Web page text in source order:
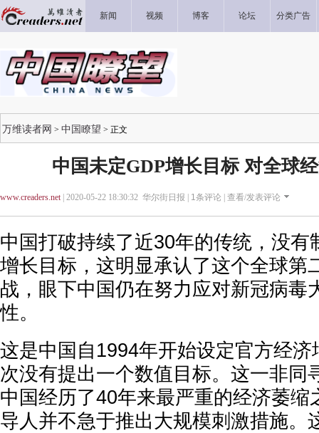
新闻 视频 博客 论坛 分类广告
万维读者网 > 中国瞭望 > 正文
中国未定GDP增长目标 对全球
www.creaders.net| 2020-05-22 18:30:32 华尔街日报 | 1条评论 | 查看/发表评论
中国打破持续了近30年的传统，没有
增长目标，这明显承认了这个全球第
战，眼下中国仍在努力应对新冠病毒
性。
这是中国自1994年开始设定官方经
次没有提出一个数值目标。这一非同
中国经历了40年来最严重的经济萎缩
导人并不急于推出大规模刺激措施。